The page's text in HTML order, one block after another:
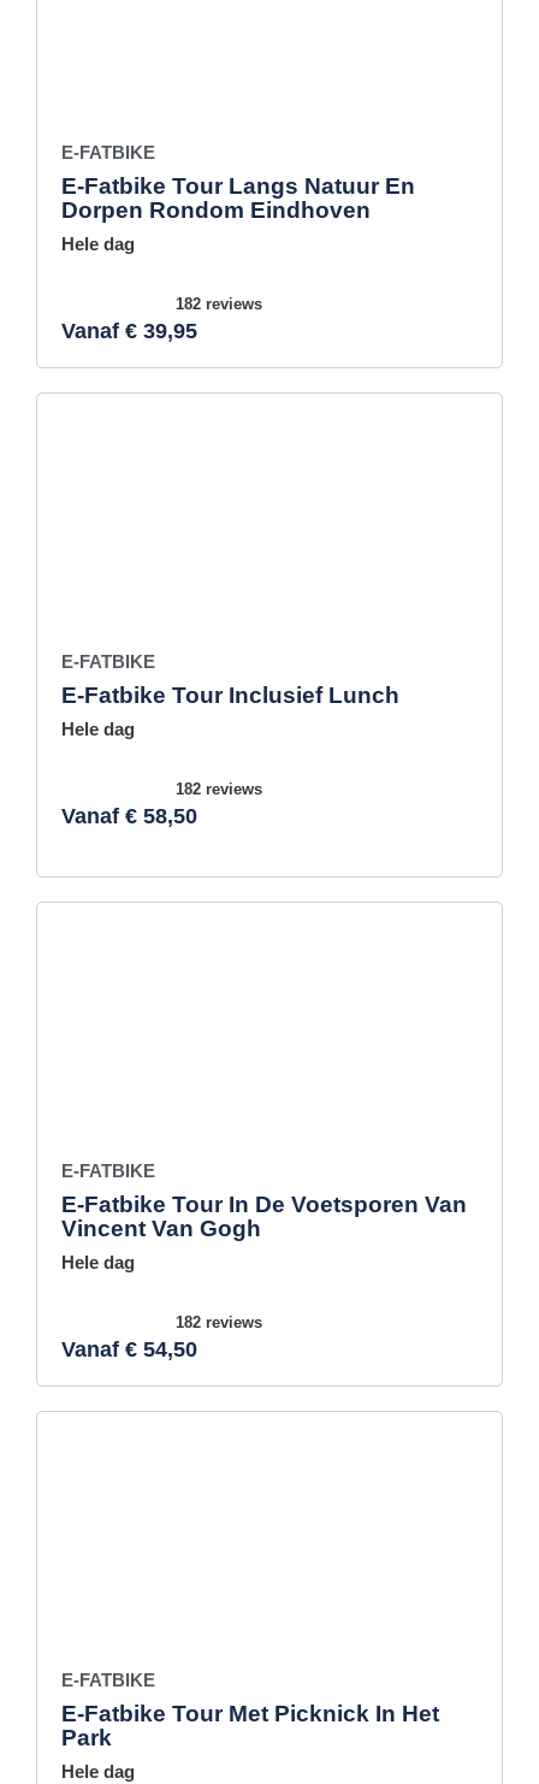
E-FATBIKE
E-Fatbike Tour Langs Natuur En
Dorpen Rondom Eindhoven
Hele dag
182 reviews
Vanaf € 39,95
E-FATBIKE
E-Fatbike Tour Inclusief Lunch
Hele dag
182 reviews
Vanaf € 58,50
E-FATBIKE
E-Fatbike Tour In De Voetsporen Van
Vincent Van Gogh
Hele dag
182 reviews
Vanaf € 54,50
E-FATBIKE
E-Fatbike Tour Met Picknick In Het
Park
Hele dag